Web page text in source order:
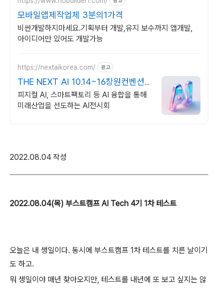
모바일앱제작업체 3분의1가격
비싼개발하지마세요.기획부터 개발,유지 보수까지 앱개발,
아이디어만 있어도 개발가능
https://nextaikorea.com/ 광고
THE NEXT AI 10.14~16창원컨벤션
센터
피지컬 AI, 스마트팩토리 등 AI 융합을 통해
미래산업을 선도하는 AI전시회
2022.08.04 작성
2022.08.04(목) 부스트캠프 AI Tech 4기 1차 테스트
오늘은 내 생일이다. 동시에 부스트캠프 1차 테스트를 치른 날이기
도 하고.
뭐 생일이야 매년 찾아오지만, 테스트를 내년에 또 보고 싶지는 않